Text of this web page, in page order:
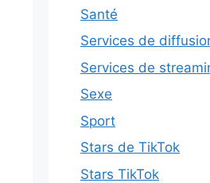
Santé
Services de
Services de
Sexe
Sport
Stars de TikTok
Stars TikTok